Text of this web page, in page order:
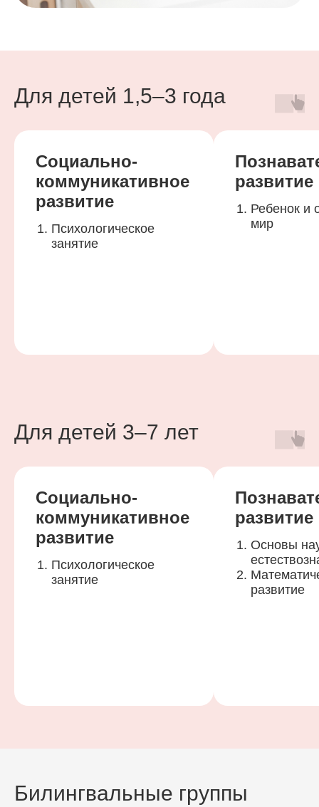
Для детей 1,5–3 года
Социально-
коммуникативное
развитие
Психологическое
занятие
развитие
Ребенок и
мир
Для детей 3–7 лет
Социально-
коммуникативное
развитие
Психологическое
занятие
развитие
Основы
развитие
Билингвальные группы